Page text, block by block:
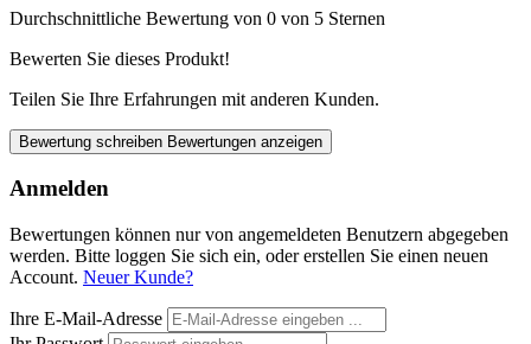
Durchschnittliche Bewertung von 0 von 5 Sternen
Bewerten Sie dieses Produkt!
Teilen Sie Ihre Erfahrungen mit anderen Kunden.
Bewertung schreiben Bewertungen anzeigen
Anmelden
Bewertungen können nur von angemeldeten Benutzern abgegeben
werden. Bitte loggen Sie sich ein, oder erstellen Sie einen neuen
Account. Neuer Kunde?
Ihre E-Mail-Adresse